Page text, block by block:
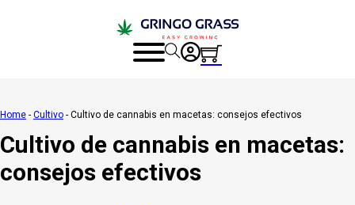
Home - Cultivo - Cultivo de cannabis en macetas: consejos efectivos
Cultivo de cannabis en macetas:
consejos efectivos